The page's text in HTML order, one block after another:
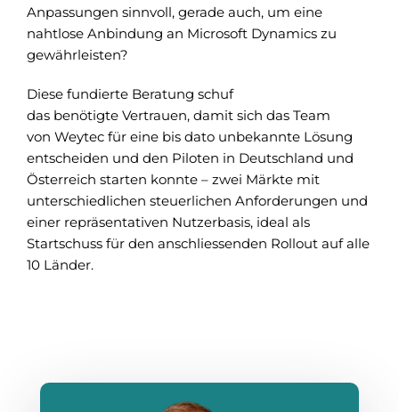
Anpassungen sinnvoll, gerade auch, um eine
nahtlose Anbindung an Microsoft Dynamics zu
gewährleisten?
Diese fundierte Beratung schuf
das benötigte Vertrauen, damit sich das Team
von Weytec für eine bis dato unbekannte Lösung
entscheiden und den Piloten in Deutschland und
Österreich starten konnte – zwei Märkte mit
unterschiedlichen steuerlichen Anforderungen und
einer repräsentativen Nutzerbasis, ideal als
Startschuss für den anschliessenden Rollout auf alle
10 Länder.